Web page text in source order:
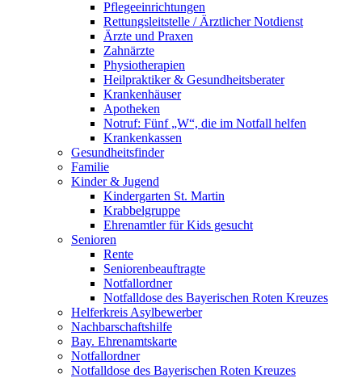
Pflegeeinrichtungen
Rettungsleitstelle / Ärztlicher Notdienst
Ärzte und Praxen
Zahnärzte
Physiotherapien
Heilpraktiker & Gesundheitsberater
Krankenhäuser
Apotheken
Notruf: Fünf „W“, die im Notfall helfen
Krankenkassen
Gesundheitsfinder
Familie
Kinder & Jugend
Kindergarten St. Martin
Krabbelgruppe
Ehrenamtler für Kids gesucht
Senioren
Rente
Seniorenbeauftragte
Notfallordner
Notfalldose des Bayerischen Roten Kreuzes
Helferkreis Asylbewerber
Nachbarschaftshilfe
Bay. Ehrenamtskarte
Notfallordner
Notfalldose des Bayerischen Roten Kreuzes